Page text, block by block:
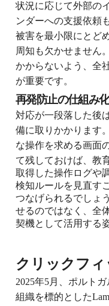
状況に応じて外部の
ンダーへの支援依頼
被害を最小限にとど
周知も欠かせません
かからないよう、全
が重要です。
再発防止の仕組み化
対応が一段落した後
備に取りかかります
な操作を求める画面
て残しておけば、教
取得した操作ログや
検知ルールを見直す
つなげられるでしょ
せるのではなく、全
契機として活用する
クリックフィ
2025年5月、ポルト
組織を標的とした